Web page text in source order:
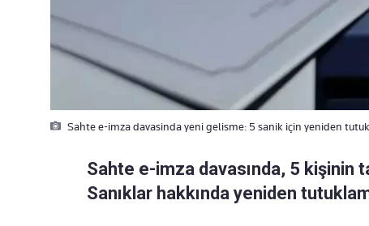
Sahte e-imza davasinda yeni gelisme: 5 sanik için yeniden
Sahte e-imza davasında, 5 kişinin
Sanıklar hakkında yeniden